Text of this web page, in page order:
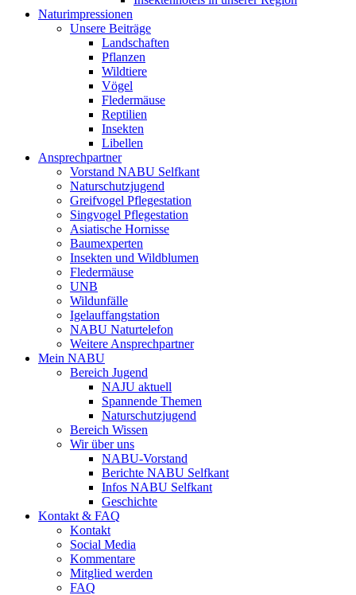
Naturimpressionen
Unsere Beiträge
Landschaften
Pflanzen
Wildtiere
Vögel
Fledermäuse
Reptilien
Insekten
Libellen
Ansprechpartner
Vorstand NABU Selfkant
Naturschutzjugend
Greifvogel Pflegestation
Singvogel Pflegestation
Asiatische Hornisse
Baumexperten
Insekten und Wildblumen
Fledermäuse
UNB
Wildunfälle
Igelauffangstation
NABU Naturtelefon
Weitere Ansprechpartner
Mein NABU
Bereich Jugend
NAJU aktuell
Spannende Themen
Naturschutzjugend
Bereich Wissen
Wir über uns
NABU-Vorstand
Berichte NABU Selfkant
Infos NABU Selfkant
Geschichte
Kontakt & FAQ
Kontakt
Social Media
Kommentare
Mitglied werden
FAQ